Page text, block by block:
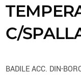
C/
BADILE ACC. DIN-